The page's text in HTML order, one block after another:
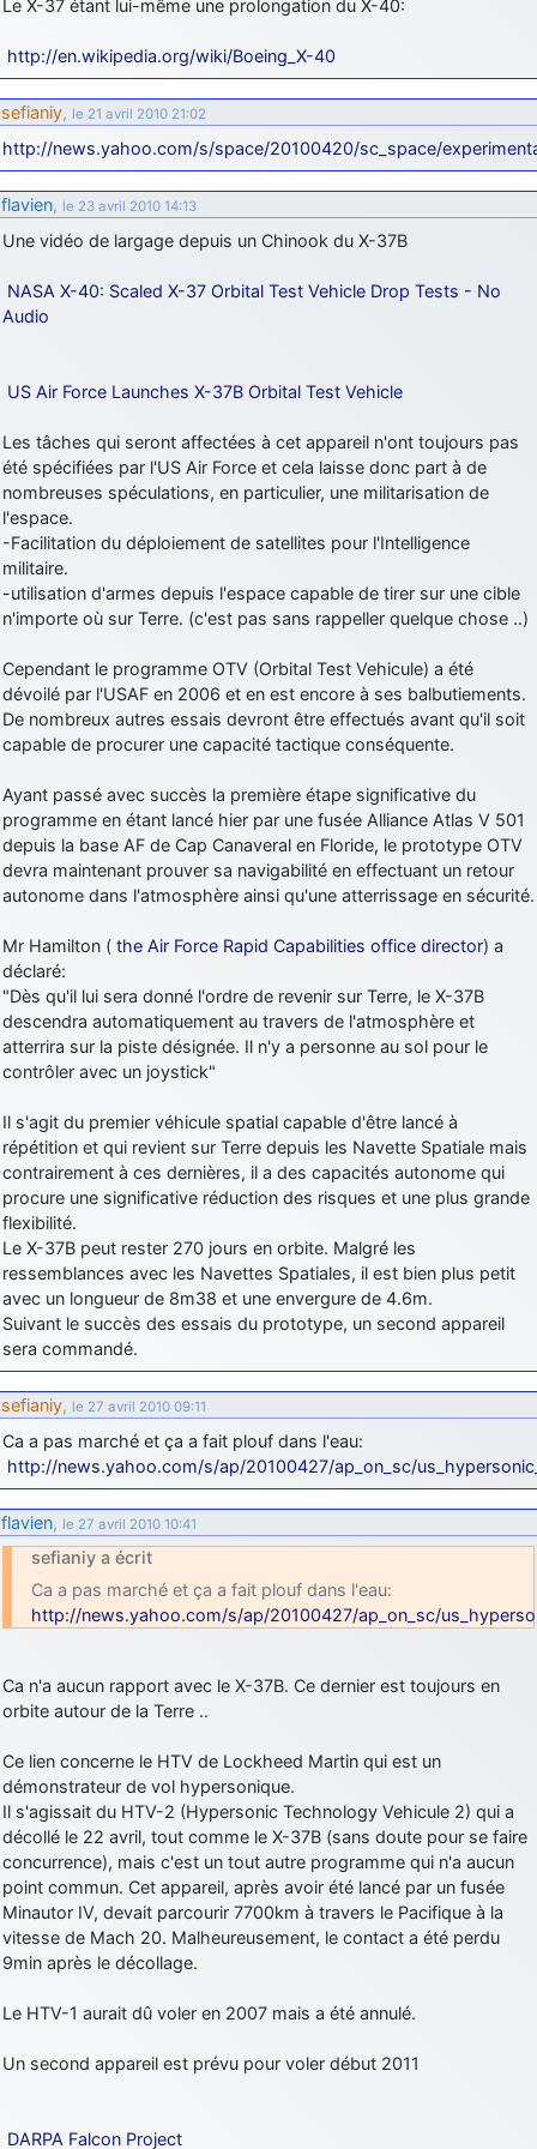
d9pouces
: mais tu peux tenter l'un des rares lycées militaires
d9pouces: C'est plutôt après le lycée, voire après une prépa
scientifique, tu as donc encore un peu de temps devant toi
yaellerigolow: bonjour a tous je suis un élève de première
passionnée par l'aviation militaire , pourrais je savoir que faire après
le lycée pour s'orienter et pouvoir devenir officier de l'armée de l'air?
mahmoud
d9pouces : En espérant n’avoir coupé les accessoires de personne
au passage !
d9pouces: j'ai trouvé un palliatif un peu violent, mais ça devrait aller
un peu mieux
d9pouces
par terre
jericho: Ah ben je peux te confirmer que j'étais resté dans le filtre…
d9pouces
: Désolé ! Mon filtrage a été un peu trop violent
manifestement
tout voir
Le X-37 étant lui-même une prolongation du X-40:
http://en.wikipedia.org/wiki/Boeing_X-40
sefianiy, le 21 avril 2010 21:02
http://news.yahoo.com/s/space/20100420/sc_space/
flavien, le 23 avril 2010 14:13
Une vidéo de largage depuis un Chinook du X-37B
NASA X-40: Scaled X-37 Orbital Test Vehicle Drop Tests - No
Audio
US Air Force Launches X-37B Orbital Test Vehicle
Les tâches qui seront affectées à cet appareil n'ont toujours pas
été spécifiées par l'US Air Force et cela laisse donc part à de
nombreuses spéculations, en particulier, une militarisation de
l'espace.
-Facilitation du déploiement de satellites pour l'Intelligence
militaire.
-utilisation d'armes depuis l'espace capable de tirer sur une cible
n'importe où sur Terre. (c'est pas sans rappeller quelque chose ..)
Cependant le programme OTV (Orbital Test Vehicule) a été
dévoilé par l'USAF en 2006 et en est encore à ses balbutiements.
De nombreux autres essais devront être effectués avant qu'il soit
capable de procurer une capacité tactique conséquente.
Ayant passé avec succès la première étape significative du
programme en étant lancé hier par une fusée Alliance Atlas V 501
depuis la base AF de Cap Canaveral en Floride, le prototype OTV
devra maintenant prouver sa navigabilité en effectuant un retour
autonome dans l'atmosphère ainsi qu'une atterrissage en sécurité.
Mr Hamilton ( the Air Force Rapid Capabilities office director) a
déclaré:
"Dès qu'il lui sera donné l'ordre de revenir sur Terre, le X-37B
descendra automatiquement au travers de l'atmosphère et
atterrira sur la piste désignée. Il n'y a personne au sol pour le
contrôler avec un joystick"
Il s'agit du premier véhicule spatial capable d'être lancé à
répétition et qui revient sur Terre depuis les Navette Spatiale mais
contrairement à ces dernières, il a des capacités autonome qui
procure une significative réduction des risques et une plus grande
flexibilité.
Le X-37B peut rester 270 jours en orbite. Malgré les
ressemblances avec les Navettes Spatiales, il est bien plus petit
avec un longueur de 8m38 et une envergure de 4.6m.
Suivant le succès des essais du prototype, un second appareil
sera commandé.
sefianiy, le 27 avril 2010 09:11
Ca a pas marché et ça a fait plouf dans l'eau:
http://news.yahoo.com/s/ap/20100427/ap_on_sc/
flavien, le 27 avril 2010 10:41
sefianiy a écrit
Ca a pas marché et ça a fait plouf dans l'eau:
http://news.yahoo.com/s/ap/20100427/ap_on_sc/
Ca n'a aucun rapport avec le X-37B. Ce dernier est toujours en
orbite autour de la Terre ..
Ce lien concerne le HTV de Lockheed Martin qui est un
démonstrateur de vol hypersonique.
Il s'agissait du HTV-2 (Hypersonic Technology Vehicule 2) qui a
décollé le 22 avril, tout comme le X-37B (sans doute pour se faire
concurrence), mais c'est un tout autre programme qui n'a aucun
point commun. Cet appareil, après avoir été lancé par un fusée
Minautor IV, devait parcourir 7700km à travers le Pacifique à la
vitesse de Mach 20. Malheureusement, le contact a été perdu
9min après le décollage.
Le HTV-1 aurait dû voler en 2007 mais a été annulé.
Un second appareil est prévu pour voler début 2011
DARPA Falcon Project